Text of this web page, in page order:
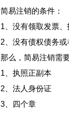
简易注销的条件：
1、没有领取发票
2、没有债权债务
那么，简易注销需
1、执照正副本
2、法人身份证
3、四个章